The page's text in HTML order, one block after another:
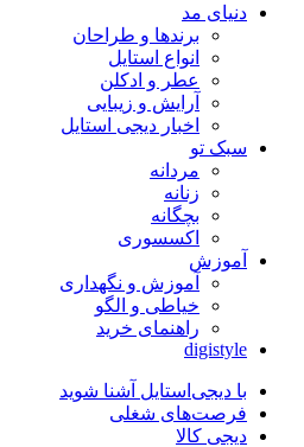
دنیای مد
برندها و طراحان
انواع استایل
عطر و ادکلن
آرایش و زیبایی
اخبار دیجی استایل
سبک تو
مردانه
زنانه
بچگانه
اکسسوری
آموزش
آموزش و نگهداری
خیاطی و الگو
راهنمای خرید
digistyle
با دیجی‌استایل آشنا شوید
فرصت‌های شغلی
دیجی کالا